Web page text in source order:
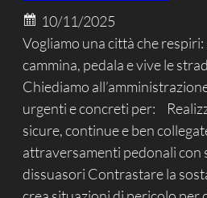
10/11/2025
Vogliamo una città che
cammina, pedala e vive le
Chiediamo
urgenti e concreti per:
sicure, continue e ben
attraversamenti pedonali con
dissuasori Contrastare la